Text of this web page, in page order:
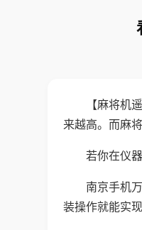
【麻将机
来越高。而麻
若你在仪
南京手机
装操作就能实